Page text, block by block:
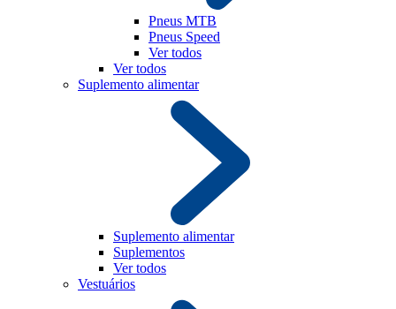
Pneus MTB
Pneus Speed
Ver todos
Ver todos
Suplemento alimentar
Suplemento alimentar
Suplementos
Ver todos
Vestuários